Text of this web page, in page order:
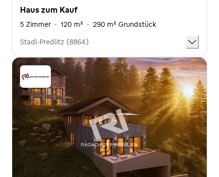
Haus zum Kauf
5 Zimmer · 120 m² · 290 m² Grundstück
Stadl-Predlitz (8864)